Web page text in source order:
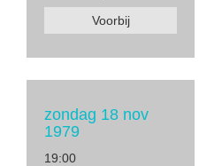
Voorbij
zondag 18 nov
1979
19:00